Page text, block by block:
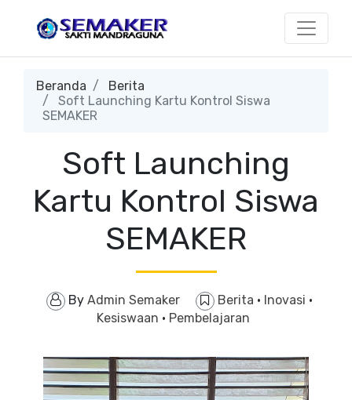
Beranda
Berita
Soft Launching Kartu Kontrol Siswa
SEMAKER
Soft Launching
Kartu Kontrol Siswa
SEMAKER
By Admin Semaker Berita · Inovasi ·
Kesiswaan · Pembelajaran